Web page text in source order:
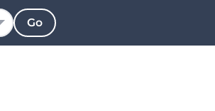
Go